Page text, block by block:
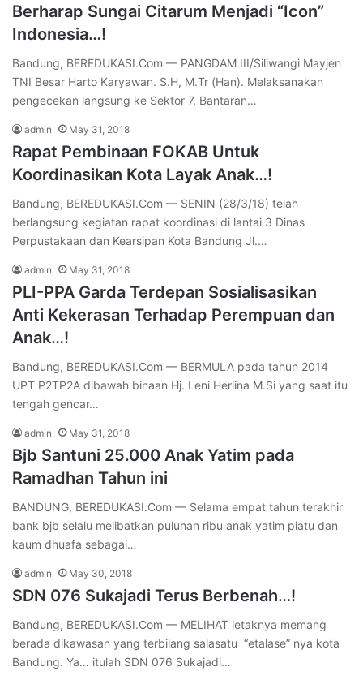
Berharap Sungai Citarum Menjadi “Icon”
Indonesia…!
Bandung, BEREDUKASI.Com — PANGDAM III/Siliwangi Mayjen
TNI Besar Harto Karyawan. S.H, M.Tr (Han). Melaksanakan
pengecekan langsung ke Sektor 7, Bantaran…
admin May 31, 2018
Rapat Pembinaan FOKAB Untuk
Koordinasikan Kota Layak Anak…!
Bandung, BEREDUKASI.Com — SENIN (28/3/18) telah
berlangsung kegiatan rapat koordinasi di lantai 3 Dinas
Perpustakaan dan Kearsipan Kota Bandung Jl.…
admin May 31, 2018
PLI-PPA Garda Terdepan Sosialisasikan
Anti Kekerasan Terhadap Perempuan dan
Anak…!
Bandung, BEREDUKASI.Com — BERMULA pada tahun 2014
UPT P2TP2A dibawah binaan Hj. Leni Herlina M.Si yang saat itu
tengah gencar…
admin May 31, 2018
Bjb Santuni 25.000 Anak Yatim pada
Ramadhan Tahun ini
BANDUNG, BEREDUKASI.Com — Selama empat tahun terakhir
bank bjb selalu melibatkan puluhan ribu anak yatim piatu dan
kaum dhuafa sebagai…
admin May 30, 2018
SDN 076 Sukajadi Terus Berbenah…!
Bandung, BEREDUKASI.Com — MELIHAT letaknya memang
berada dikawasan yang terbilang salasatu “etalase” nya kota
Bandung. Ya… itulah SDN 076 Sukajadi…